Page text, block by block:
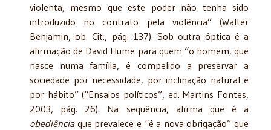
violenta, mesmo que este poder não tenha sido
introduzido no contrato pela violência” (Walter
Benjamin, ob. Cit., pág. 137). Sob outra óptica é a
afirmação de David Hume para quem “o homem, que
nasce numa família, é compelido a preservar a
sociedade por necessidade, por inclinação natural e
por hábito” (“Ensaios políticos”, ed. Martins Fontes,
2003, pág. 26). Na sequência, afirma que é a
obediência que prevalece e “é a nova obrigação” que